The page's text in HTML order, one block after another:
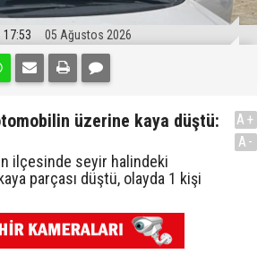
17:53 05 Ağustos 2026
üzerine kaya düştü:
ilçesinde seyir halindeki
parçası düştü, olayda 1 kişi
A+
A-